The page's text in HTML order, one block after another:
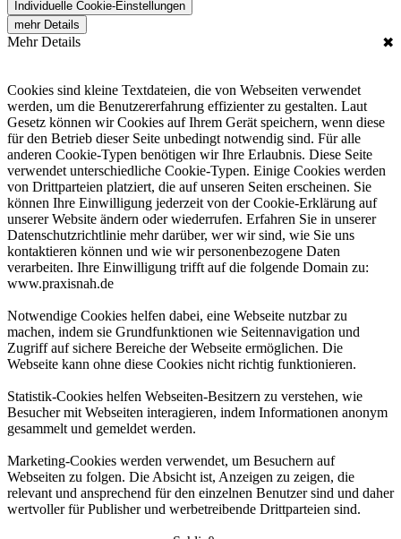
Individuelle Cookie-Einstellungen
mehr Details
Mehr Details ✖
Cookies sind kleine Textdateien, die von Webseiten verwendet
werden, um die Benutzererfahrung effizienter zu gestalten. Laut
Gesetz können wir Cookies auf Ihrem Gerät speichern, wenn diese
für den Betrieb dieser Seite unbedingt notwendig sind. Für alle
anderen Cookie-Typen benötigen wir Ihre Erlaubnis. Diese Seite
verwendet unterschiedliche Cookie-Typen. Einige Cookies werden
von Drittparteien platziert, die auf unseren Seiten erscheinen. Sie
können Ihre Einwilligung jederzeit von der Cookie-Erklärung auf
unserer Website ändern oder wiederrufen. Erfahren Sie in unserer
Datenschutzrichtlinie mehr darüber, wer wir sind, wie Sie uns
kontaktieren können und wie wir personenbezogene Daten
verarbeiten. Ihre Einwilligung trifft auf die folgende Domain zu:
www.praxisnah.de
Notwendige Cookies helfen dabei, eine Webseite nutzbar zu
machen, indem sie Grundfunktionen wie Seitennavigation und
Zugriff auf sichere Bereiche der Webseite ermöglichen. Die
Webseite kann ohne diese Cookies nicht richtig funktionieren.
Statistik-Cookies helfen Webseiten-Besitzern zu verstehen, wie
Besucher mit Webseiten interagieren, indem Informationen anonym
gesammelt und gemeldet werden.
Marketing-Cookies werden verwendet, um Besuchern auf
Webseiten zu folgen. Die Absicht ist, Anzeigen zu zeigen, die
relevant und ansprechend für den einzelnen Benutzer sind und daher
wertvoller für Publisher und werbetreibende Drittparteien sind.